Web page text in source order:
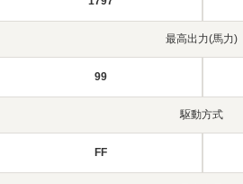
最高出力(馬力)
99
駆動方式
FF